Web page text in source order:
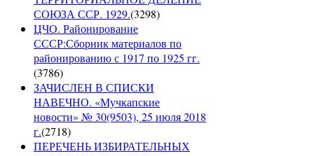
СОЮЗА ССР. 1929.(3298)
ЦЧО. Районирование
СССР:Сборник материалов по
районированию с 1917 по 1925 гг.
(3786)
ЗАЧИСЛЕН В СПИСКИ
НАВЕЧНО. «Мучкапские
новости» № 30(9503), 25 июля 2018
г.(2718)
ПЕРЕЧЕНЬ ИЗБИРАТЕЛЬНЫХ